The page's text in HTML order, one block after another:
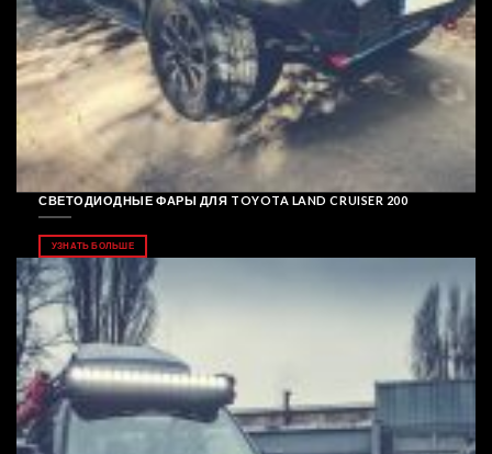
СВЕТОДИОДНЫЕ ФАРЫ ДЛЯ TOYOTA LAND CRUISER 200
УЗНАТЬ БОЛЬШЕ